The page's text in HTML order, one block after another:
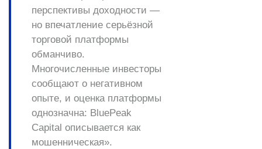
перспективы доходности —
но впечатление серьёзной
торговой платформы
обманчиво.
Многочисленные инвесторы
сообщают о негативном
опыте, и оценка платформы
однозначна: BluePeak
Capital описывается как
мошенническая».